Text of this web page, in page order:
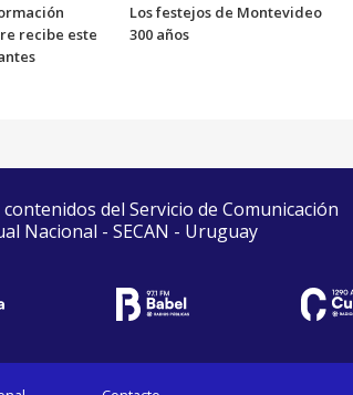
recibe este
Los festejos de Montevideo
300 años
del Servicio de Comunicación
Nacional - SECAN - Uruguay